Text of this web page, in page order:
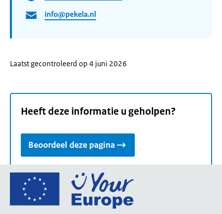
info@pekela.nl
Laatst gecontroleerd op 4 juni 2026
Heeft deze informatie u geholpen?
Beoordeel deze pagina
Ga
de